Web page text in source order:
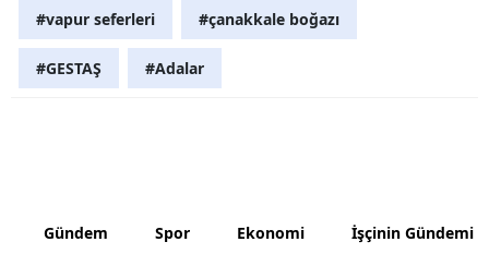
#vapur seferleri #çanakkale boğazı
#GESTAŞ #Adalar
Gündem Spor Ekonomi İşçinin Gündemi